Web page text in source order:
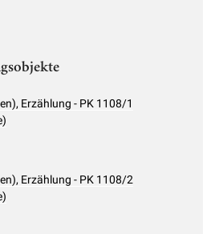
Erzählung - PK 1108/1
Erzählung - PK 1108/2